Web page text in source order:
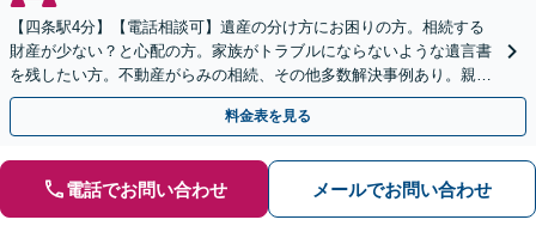
【四条駅4分】【電話相談可】遺産の分け方にお困りの方。相続する
財産が少ない？と心配の方。家族がトラブルにならないような遺言書
を残したい方。不動産がらみの相続、その他多数解決事例あり。親身
に対応します【夜間・休日面談】【初回相談無料】
料金表を見る
電話でお問い合わせ メールでお問い合わせ